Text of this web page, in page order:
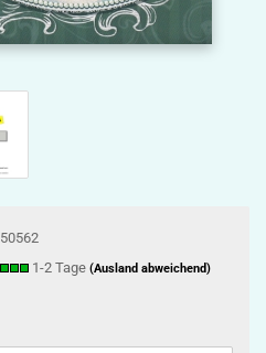
50562
1-2 Tage (Ausland abweichend)